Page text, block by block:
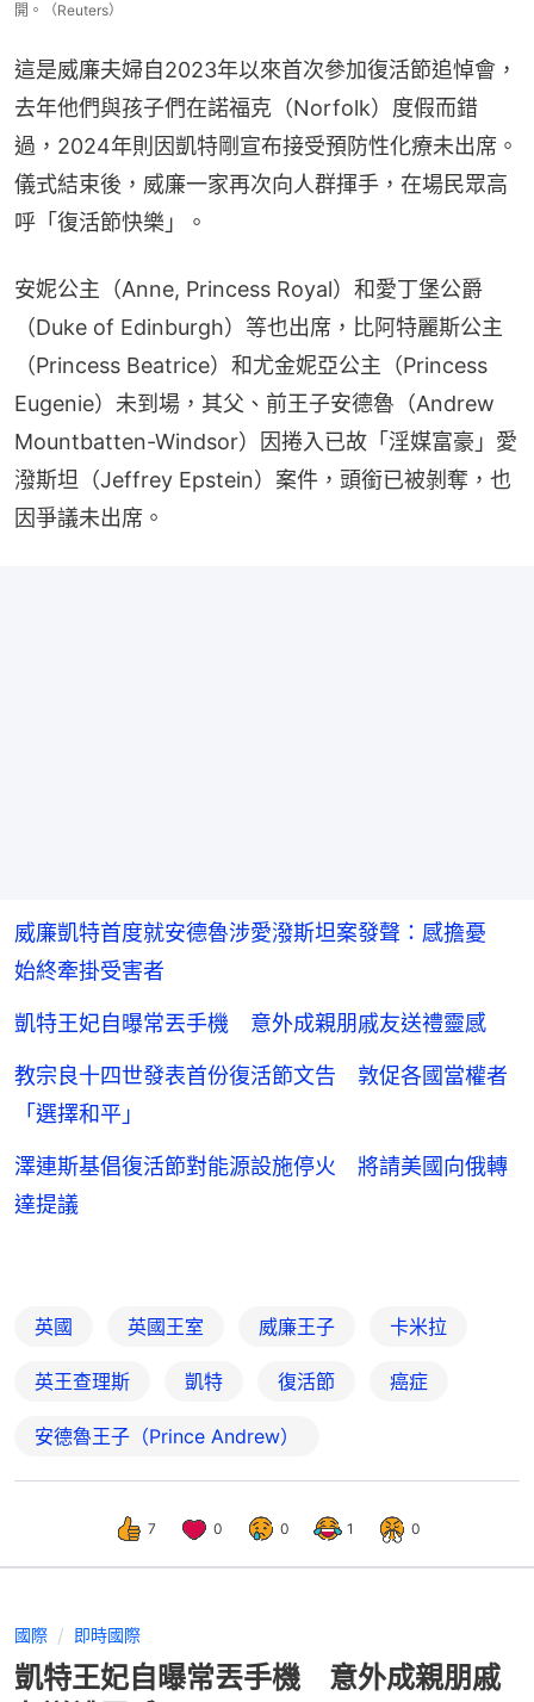
開。（Reuters）
這是威廉夫婦自2023年以來首次參加復活節追悼會，
去年他們與孩子們在諾福克（Norfolk）度假而錯
過，2024年則因凱特剛宣布接受預防性化療未出席。
儀式結束後，威廉一家再次向人群揮手，在場民眾高
呼「復活節快樂」。
安妮公主（Anne, Princess Royal）和愛丁堡公爵
（Duke of Edinburgh）等也出席，比阿特麗斯公主
（Princess Beatrice）和尤金妮亞公主（Princess
Eugenie）未到場，其父、前王子安德魯（Andrew
Mountbatten-Windsor）因捲入已故「淫媒富豪」愛
潑斯坦（Jeffrey Epstein）案件，頭銜已被剝奪，也
因爭議未出席。
威廉凱特首度就安德魯涉愛潑斯坦案發聲：感擔憂
始終牽掛受害者
凱特王妃自曝常丟手機 意外成親朋戚友送禮靈感
教宗良十四世發表首份復活節文告 敦促各國當權者
「選擇和平」
澤連斯基倡復活節對能源設施停火 將請美國向俄轉
達提議
英國 英國王室 威廉王子 卡米拉
英王查理斯 凱特 復活節 癌症
安德魯王子（Prince Andrew）
7 0 0 1 0
國際 即時國際
凱特王妃自曝常丟手機 意外成親朋戚